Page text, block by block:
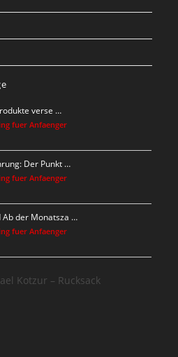
verse …
fuer Anfaenger
Der Punkt …
fuer Anfaenger
Ab der Monatsza …
fuer Anfaenger
Kotzur – Rucksack